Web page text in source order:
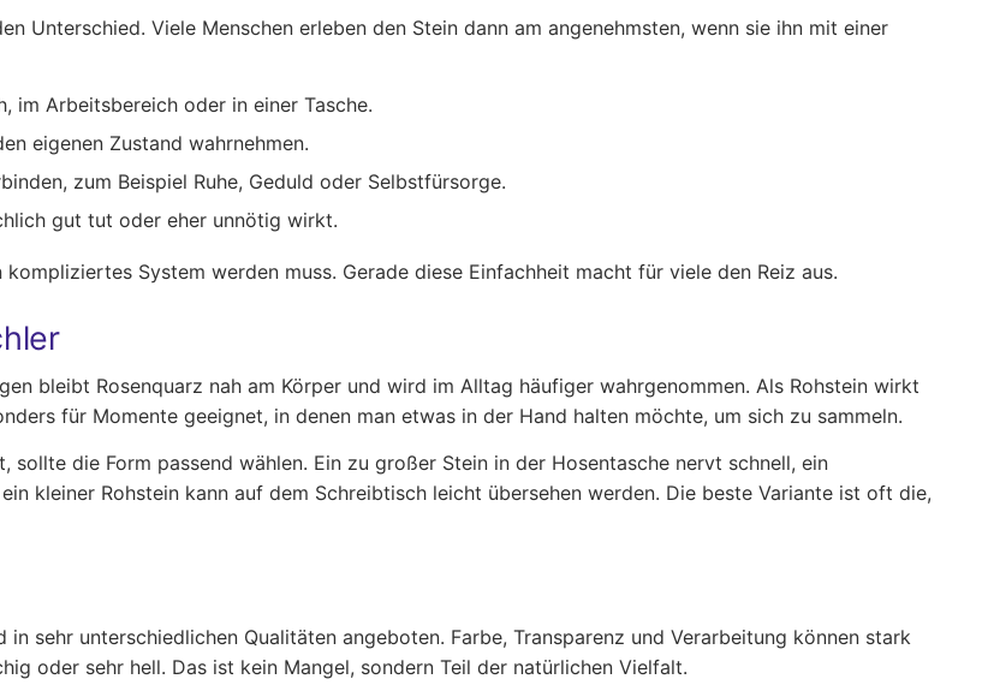
Unterschied. Viele Menschen erleben den Stein dann am angenehmsten, wenn sie ihn mit einer
im Arbeitsbereich oder in einer Tasche.
eigenen Zustand wahrnehmen.
zum Beispiel Ruhe, Geduld oder Selbstfürsorge.
gut tut oder eher unnötig wirkt.
System werden muss. Gerade diese Einfachheit macht für viele den Reiz aus.
bleibt Rosenquarz nah am Körper und wird im Alltag häufiger wahrgenommen. Als Rohstein wirkt
für Momente geeignet, in denen man etwas in der Hand halten möchte, um sich zu sammeln.
sollte die Form passend wählen. Ein zu großer Stein in der Hosentasche nervt schnell, ein
kleiner Rohstein kann auf dem Schreibtisch leicht übersehen werden. Die beste Variante ist oft die,
sehr unterschiedlichen Qualitäten angeboten. Farbe, Transparenz und Verarbeitung können stark
oder sehr hell. Das ist kein Mangel, sondern Teil der natürlichen Vielfalt.